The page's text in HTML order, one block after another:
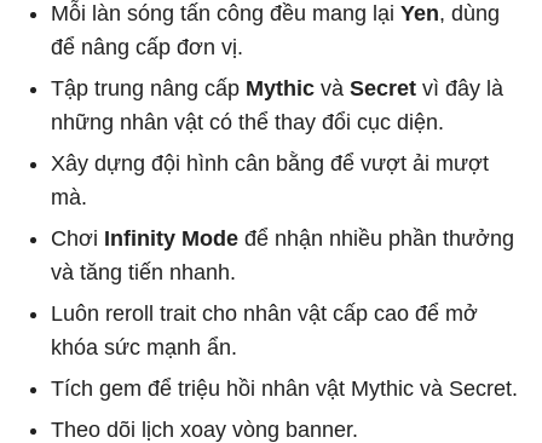
Mỗi làn sóng tấn công đều mang lại Yen, dùng
để nâng cấp đơn vị.
Tập trung nâng cấp Mythic và Secret vì đây là
những nhân vật có thể thay đổi cục diện.
Xây dựng đội hình cân bằng để vượt ải mượt
mà.
Chơi Infinity Mode để nhận nhiều phần thưởng
và tăng tiến nhanh.
Luôn reroll trait cho nhân vật cấp cao để mở
khóa sức mạnh ẩn.
Tích gem để triệu hồi nhân vật Mythic và Secret.
Theo dõi lịch xoay vòng banner.